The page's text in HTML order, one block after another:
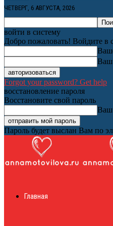
ЧЕТВЕРГ, 6 АВГУСТА, 2026
войти в систему
Добро пожаловать! Войдите в
Ваш
Forgot your password? Get help
восстановление пароля
Восстановите свой пароль
Ваш
Пароль будет выслан Вам по
Главная